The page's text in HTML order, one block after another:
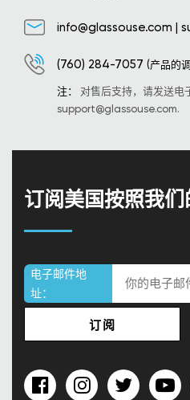
info@glassouse.com |
(760) 284-7057 (产品的
注： 对售后支持，请发送电
support@glassouse.com.
订阅美国按照我们
电子邮件地
址：